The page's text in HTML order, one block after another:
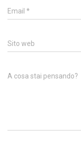
Email *
Sito web
A cosa stai pensando?